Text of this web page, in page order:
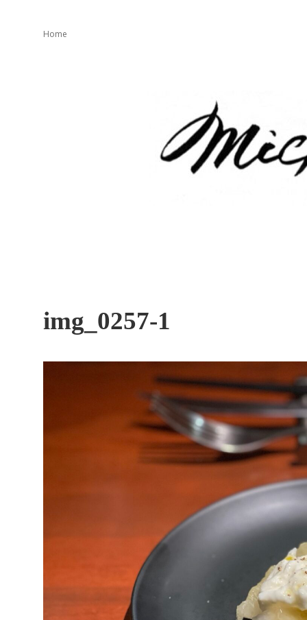
Home
mickeater
が
す
img_0257-1